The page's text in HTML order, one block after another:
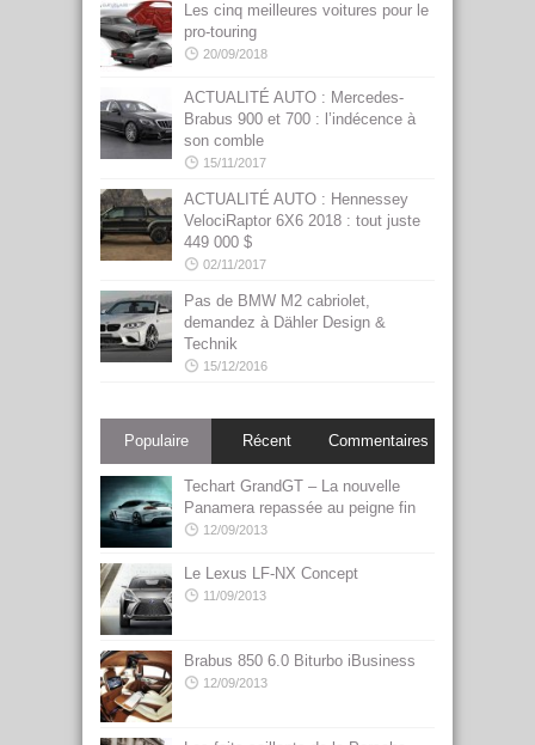
Les cinq meilleures voitures pour le
pro-touring
20/09/2018
ACTUALITÉ AUTO : Mercedes-
Brabus 900 et 700 : l’indécence à
son comble
15/11/2017
ACTUALITÉ AUTO : Hennessey
VelociRaptor 6X6 2018 : tout juste
449 000 $
02/11/2017
Pas de BMW M2 cabriolet,
demandez à Dähler Design &
Technik
15/12/2016
Populaire Récent Commentaires
Techart GrandGT – La nouvelle
Panamera repassée au peigne fin
12/09/2013
Le Lexus LF-NX Concept
11/09/2013
Brabus 850 6.0 Biturbo iBusiness
12/09/2013